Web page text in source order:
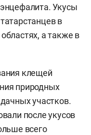
Укусы
в
а также в
клещей
природных
участков.
после укусов
всего